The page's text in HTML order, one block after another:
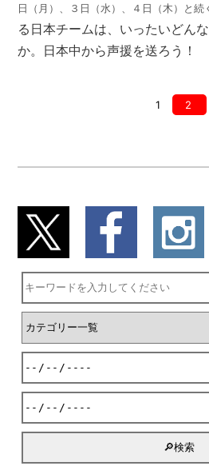
日（月）、３日（水）、４日（木）と続
る日本チームは、いったいどん
か。日本中から声援を送ろう！
1 2